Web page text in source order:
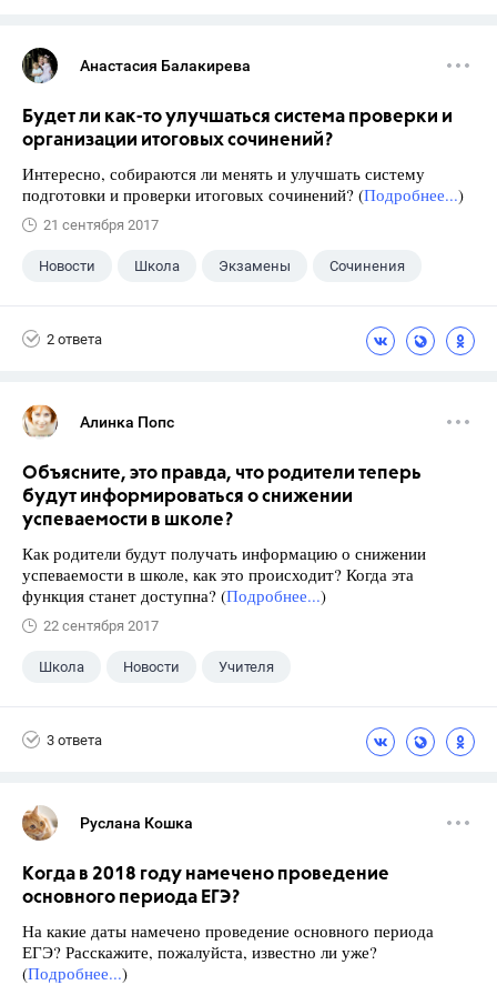
Анастасия Балакирева
Будет ли как-то улучшаться система проверки и
организации итоговых сочинений?
Интересно, собираются ли менять и улучшать систему
подготовки и проверки итоговых сочинений? (Подробнее...)
21 сентября 2017
Новости Школа Экзамены Сочинения
2 ответа
Алинка Попс
Объясните, это правда, что родители теперь
будут информироваться о снижении
успеваемости в школе?
Как родители будут получать информацию о снижении
успеваемости в школе, как это происходит? Когда эта
функция станет доступна? (Подробнее...)
22 сентября 2017
Школа Новости Учителя
3 ответа
Руслана Кошка
Когда в 2018 году намечено проведение
основного периода ЕГЭ?
На какие даты намечено проведение основного периода
ЕГЭ? Расскажите, пожалуйста, известно ли уже?
(Подробнее...)